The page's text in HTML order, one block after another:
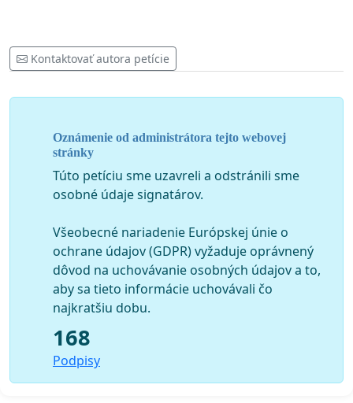
Kontaktovať autora petície
Oznámenie od administrátora tejto webovej
stránky
Túto petíciu sme uzavreli a odstránili sme
osobné údaje signatárov.
Všeobecné nariadenie Európskej únie o
ochrane údajov (GDPR) vyžaduje oprávnený
dôvod na uchovávanie osobných údajov a to,
aby sa tieto informácie uchovávali čo
najkratšiu dobu.
168
Podpisy